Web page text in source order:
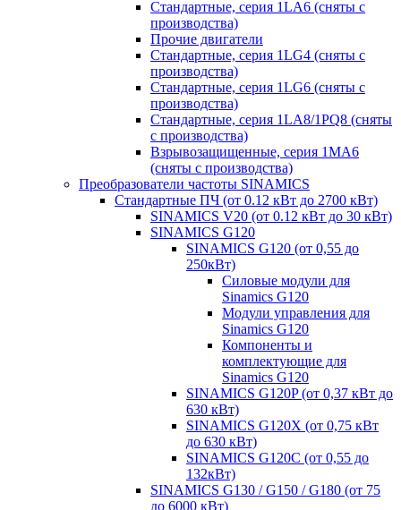
Стандартные, серия 1LA6 (сняты с
производства)
Прочие двигатели
Стандартные, серия 1LG4 (сняты с
производства)
Стандартные, серия 1LG6 (сняты с
производства)
Стандартные, серия 1LA8/1PQ8 (сняты
с производства)
Взрывозащищенные, серия 1MA6
(сняты с производства)
Преобразователи частоты SINAMICS
Стандартные ПЧ (от 0.12 кВт до 2700 кВт)
SINAMICS V20 (от 0.12 кВт до 30 кВт)
SINAMICS G120
SINAMICS G120 (от 0,55 до
250кВт)
Силовые модули для
Sinamics G120
Модули управления для
Sinamics G120
Компоненты и
комплектующие для
Sinamics G120
SINAMICS G120P (от 0,37 кВт до
630 кВт)
SINAMICS G120X (от 0,75 кВт
до 630 кВт)
SINAMICS G120C (от 0,55 до
132кВт)
SINAMICS G130 / G150 / G180 (от 75
до 6000 кВт)